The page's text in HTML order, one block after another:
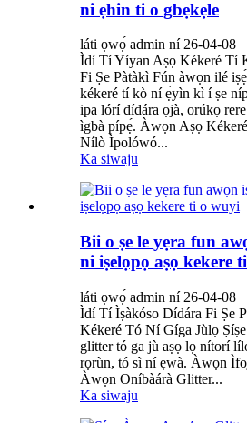
ni ẹhin ti o gbẹkẹle
láti ọwọ́ admin ní 26-04-08
Ìdí Tí Yíyan Aṣọ Kékeré Tí
Fi Ṣe Pàtàkì Fún àwọn ilé
kékeré tí kò ní ẹ̀yìn kì í ṣe
ipa lórí dídára ọjà, orúkọ
ìgbà pípẹ́. Àwọn Aṣọ
Nílò Ìpolówó...
Ka siwaju
Bii o ṣe le yẹra fun
ni iṣelọpọ aṣọ kekere
láti ọwọ́ admin ní 26-04-08
Ìdí Tí Ìṣàkóso Dídára Fi Ṣe
Kékeré Tó Ní Gíga Jùlọ
glitter tó ga jù aṣọ lọ nítorí
rọrùn, tó sì ní ẹwà. Àwọn
Àwọn Oníbàárà Glitter...
Ka siwaju